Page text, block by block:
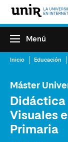
Menú
Inicio Educación
Máster
Didáctica
Visuales
Primaria